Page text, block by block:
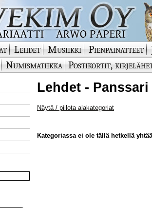
Lehdet Musiikki Pienpainatteet
Numismatiikka Postikortit,
Lehdet -
Näytä / piilota alakategoriat
Kategoriassa ei ole tällä hetkellä